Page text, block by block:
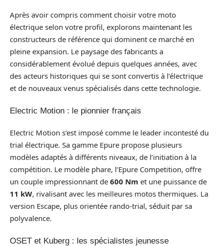
Après avoir compris comment choisir votre moto
électrique selon votre profil, explorons maintenant les
constructeurs de référence qui dominent ce marché en
pleine expansion. Le paysage des fabricants a
considérablement évolué depuis quelques années, avec
des acteurs historiques qui se sont convertis à l’électrique
et de nouveaux venus spécialisés dans cette technologie.
Electric Motion : le pionnier français
Electric Motion s’est imposé comme le leader incontesté du
trial électrique. Sa gamme Epure propose plusieurs
modèles adaptés à différents niveaux, de l’initiation à la
compétition. Le modèle phare, l’Epure Competition, offre
un couple impressionnant de 600 Nm et une puissance de
11 kW, rivalisant avec les meilleures motos thermiques. La
version Escape, plus orientée rando-trial, séduit par sa
polyvalence.
OSET et Kuberg : les spécialistes jeunesse